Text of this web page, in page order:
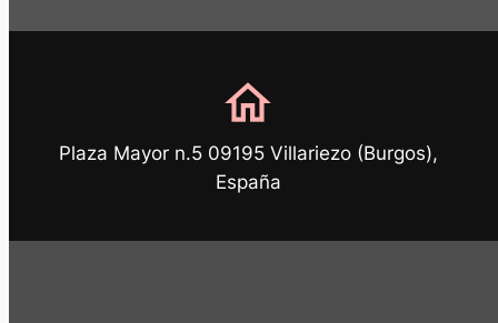
home
Plaza Mayor n.5 09195 Villariezo (Burgos),
España